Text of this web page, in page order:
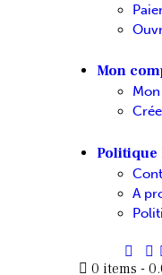
Mon
Politique
A
0 items -